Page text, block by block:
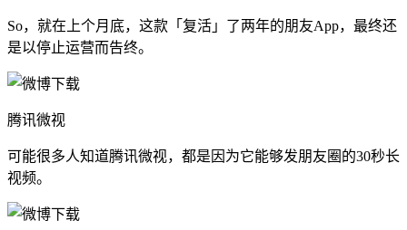
So，就在上个月底，这款「复活」了两年的朋友App，最终还
是以停止运营而告终。
腾讯微视
可能很多人知道腾讯微视，都是因为它能够发朋友圈的30秒长
视频。